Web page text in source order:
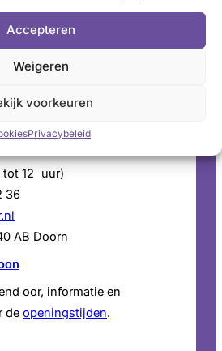
Accepteren
Weigeren
voorkeuren
Privacybeleid
tot 12 uur)
36
AB Doorn
oor, informatie en
de openingstijden.